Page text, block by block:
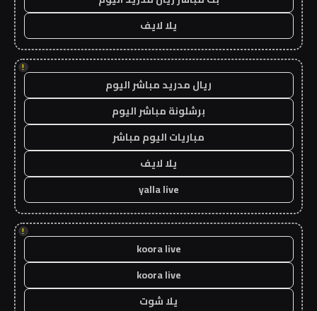
يلا لايف
!
ريال مدريد مباشر اليوم
برشلونة مباشر اليوم
مباريات اليوم مباشر
يلا لايف
yalla live
!
koora live
koora live
يلا شوت